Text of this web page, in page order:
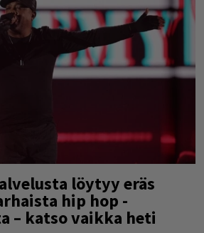
löytyy eräs
hip hop -
– katso vaikka heti